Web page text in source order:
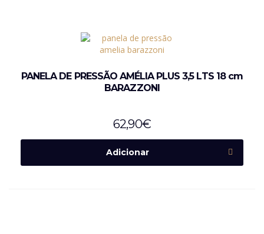
PANELA DE PRESSÃO AMÉLIA PLUS 3,5 LTS 18 cm
BARAZZONI
62,90€
Adicionar